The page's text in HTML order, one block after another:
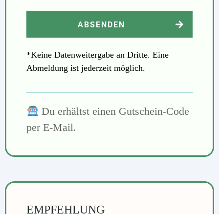
ABSENDEN
*Keine Datenweitergabe an Dritte. Eine
Abmeldung ist jederzeit möglich.
Du erhältst einen Gutschein-Code
per E-Mail.
EMPFEHLUNG